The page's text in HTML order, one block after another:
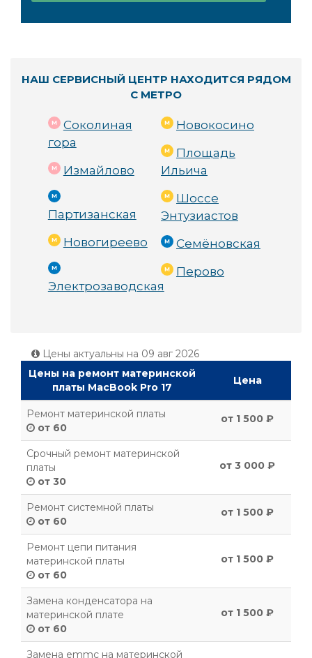
НАШ СЕРВИСНЫЙ ЦЕНТР НАХОДИТСЯ РЯДОМ
С МЕТРО
Соколиная
гора
Измайлово
Партизанская
Новогиреево
Электрозаводская
Новокосино
Площадь
Ильича
Шоссе
Энтузиастов
Семёновская
Перово
Цены актуальны на 09 авг 2026
Цены на ремонт материнской
платы MacBook Pro 17
Цена
Ремонт материнской платы
от 60
от 1 500 ₽
Срочный ремонт материнской
платы
от 30
от 3 000 ₽
Ремонт системной платы
от 60
от 1 500 ₽
Ремонт цепи питания
материнской платы
от 60
от 1 500 ₽
Замена конденсатора на
материнской плате
от 60
от 1 500 ₽
Замена emmc на материнской